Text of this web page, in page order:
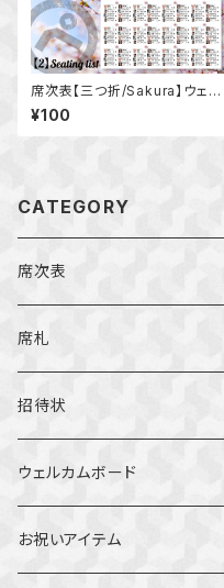
席次表【三つ折/Sakura】ウェデ
ィング 結婚式 桜 さくら 春 似顔
絵 写真入り オーダーメイド 春
婚
¥100
CATEGORY
席次表
二つ折り
三つ折り
巻物タイプ
ティファニー風
席札
招待状
ビンテージ
リーフ
ウェルカムボード
お祝いアイテム